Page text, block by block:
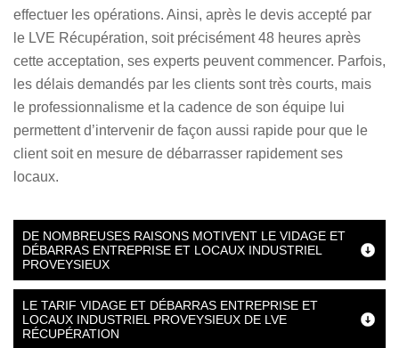
effectuer les opérations. Ainsi, après le devis accepté par
le LVE Récupération, soit précisément 48 heures après
cette acceptation, ses experts peuvent commencer. Parfois,
les délais demandés par les clients sont très courts, mais
le professionnalisme et la cadence de son équipe lui
permettent d’intervenir de façon aussi rapide pour que le
client soit en mesure de débarrasser rapidement ses
locaux.
DE NOMBREUSES RAISONS MOTIVENT LE VIDAGE ET
DÉBARRAS ENTREPRISE ET LOCAUX INDUSTRIEL
PROVEYSIEUX
LE TARIF VIDAGE ET DÉBARRAS ENTREPRISE ET
LOCAUX INDUSTRIEL PROVEYSIEUX DE LVE
RÉCUPÉRATION